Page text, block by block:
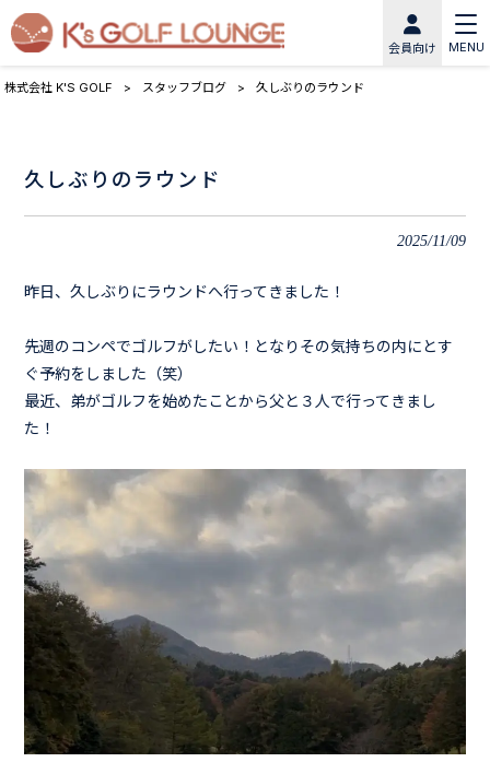
会員向け MENU
株式会社 K'S GOLF > スタッフブログ > 久しぶりのラウンド
久しぶりのラウンド
2025/11/09
昨日、久しぶりにラウンドへ行ってきました！
先週のコンペでゴルフがしたい！となりその気持ちの内にとす
ぐ予約をしました（笑）
最近、弟がゴルフを始めたことから父と３人で行ってきまし
た！